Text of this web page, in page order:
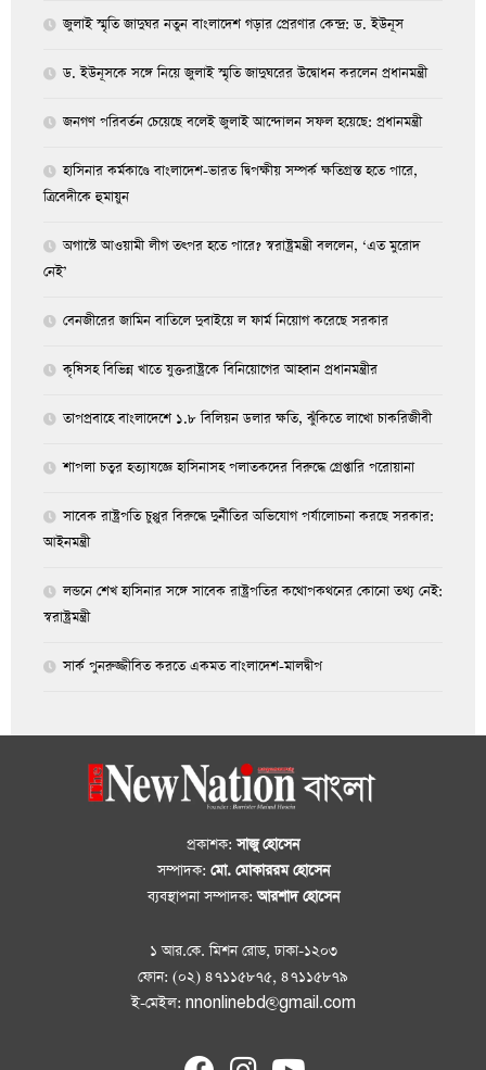
জুলাই স্মৃতি জাদুঘর নতুন বাংলাদেশ গড়ার প্রেরণার কেন্দ্র: ড. ইউনূস
ড. ইউনূসকে সঙ্গে নিয়ে জুলাই স্মৃতি জাদুঘরের উদ্বোধন করলেন প্রধানমন্ত্রী
জনগণ পরিবর্তন চেয়েছে বলেই জুলাই আন্দোলন সফল হয়েছে: প্রধানমন্ত্রী
হাসিনার কর্মকাণ্ডে বাংলাদেশ-ভারত দ্বিপক্ষীয় সম্পর্ক ক্ষতিগ্রস্ত হতে পারে,
ত্রিবেদীকে হুমায়ুন
অগাস্টে আওয়ামী লীগ তৎপর হতে পারে? স্বরাষ্ট্রমন্ত্রী বললেন, ‘এত মুরোদ
নেই’
বেনজীরের জামিন বাতিলে দুবাইয়ে ল ফার্ম নিয়োগ করেছে সরকার
কৃষিসহ বিভিন্ন খাতে যুক্তরাষ্ট্রকে বিনিয়োগের আহ্বান প্রধানমন্ত্রীর
তাপপ্রবাহে বাংলাদেশে ১.৮ বিলিয়ন ডলার ক্ষতি, ঝুঁকিতে লাখো চাকরিজীবী
শাপলা চত্বর হত্যাযজ্ঞে হাসিনাসহ পলাতকদের বিরুদ্ধে গ্রেপ্তারি পরোয়ানা
সাবেক রাষ্ট্রপতি চুপ্পুর বিরুদ্ধে দুর্নীতির অভিযোগ পর্যালোচনা করছে সরকার:
আইনমন্ত্রী
লন্ডনে শেখ হাসিনার সঙ্গে সাবেক রাষ্ট্রপতির কথোপকথনের কোনো তথ্য নেই:
স্বরাষ্ট্রমন্ত্রী
সার্ক পুনরুজ্জীবিত করতে একমত বাংলাদেশ-মালদ্বীপ
প্রকাশক:সাজু হোসেন
সম্পাদক: মো. মোকাররম হোসেন
ব্যবস্থাপনা সম্পাদক:আরশাদ হোসেন
১ আর.কে. মিশন রোড, ঢাকা-১২০৩
ফোন: (০২) ৪৭১১৫৮৭৫, ৪৭১১৫৮৭৯
ই-মেইল: nnonlinebd@gmail.com
fab fab fab